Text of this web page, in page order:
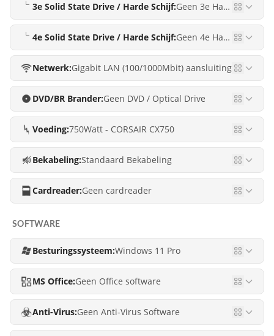
3e Solid State Drive / Harde Schijf: Geen 3e Harde schijf
4e Solid State Drive / Harde Schijf: Geen 4e Harde schijf
Netwerk:Gigabit LAN (100/1000Mbit) aansluiting
DVD/BR Brander:Geen DVD / Optical Drive
Voeding:750Watt - CORSAIR CX750
Bekabeling:Standaard Bekabeling
Cardreader:Geen cardreader
SOFTWARE
Besturingssysteem:Windows 11 Pro
MS Office:Geen Office software
Anti-Virus:Geen Anti-Virus Software